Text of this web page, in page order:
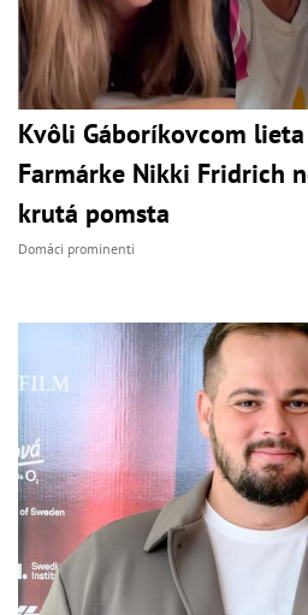
Kvôli Gáboríkovcom
Farmárke Nikki Fridrich
krutá pomsta
Domáci prominenti